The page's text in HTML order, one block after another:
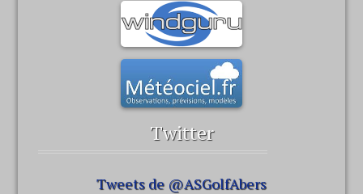
Twitter
Tweets de @ASGolfAbers